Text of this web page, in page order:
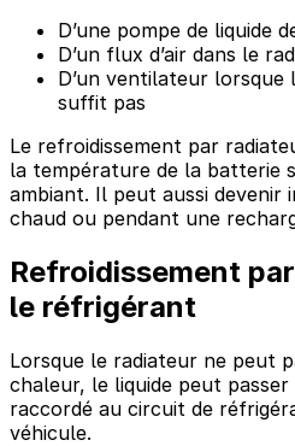
D’une pompe de liquide
D’un flux d’air dans le
D’un ventilateur lorsque
suffit pas
Le refroidissement par
la température de la batterie
ambiant. Il peut aussi devenir
chaud ou pendant une
Refroidissement
le réfrigérant
Lorsque le radiateur ne peut
chaleur, le liquide peut
raccordé au circuit de
véhicule.